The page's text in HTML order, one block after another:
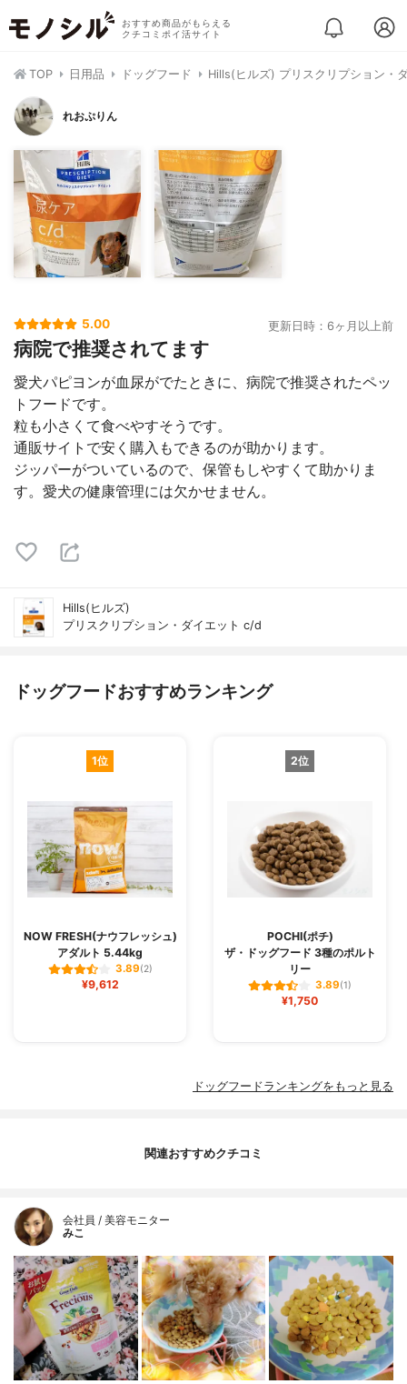
おすすめ商品がもらえる
クチコミポイ活サイト
TOP 日用品 ドッグフード Hills(ヒルズ) プリスクリプション・
れおぷりん
5.00 更新日時：6ヶ月以上前
病院で推奨されてます
愛犬パピヨンが血尿がでたときに、病院で推奨されたペッ
トフードです。
粒も小さくて食べやすそうです。
通販サイトで安く購入もできるのが助かります。
ジッパーがついているので、保管もしやすくて助かりま
す。愛犬の健康管理には欠かせません。
Hills(ヒルズ)
プリスクリプション・ダイエット c/d
ドッグフードおすすめランキング
1位
NOW FRESH(ナウフレッシュ)
アダルト 5.44kg
3.89(2)
¥9,612
2位
POCHI(ポチ)
ザ・ドッグフード 3種のポルト
リー
3.89(1)
¥1,750
ドッグフードランキングをもっと見る
関連おすすめクチコミ
会社員 / 美容モニター
みこ